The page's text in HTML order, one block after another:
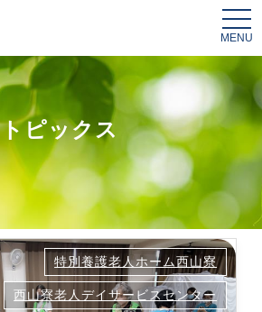
トピックス
特別養護老人ホーム西山寮
西山寮老人デイサービスセンター